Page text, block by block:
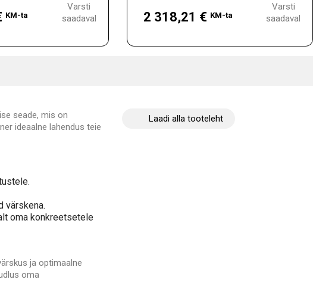
KM-ta
Varsti
saadaval
2 318,21 € KM-ta
Varsti
saadaval
seade, mis on
ideaalne lahendus teie
värskena.
oma konkreetsetele
ja optimaalne
oma
Laadi alla tooteleht